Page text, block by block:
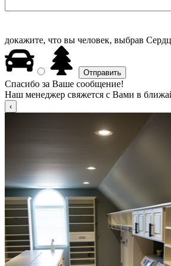
докажите, что вы человек, выбрав
Спасибо за Ваше сообщение!
Наш менеджер свяжется с Вами в